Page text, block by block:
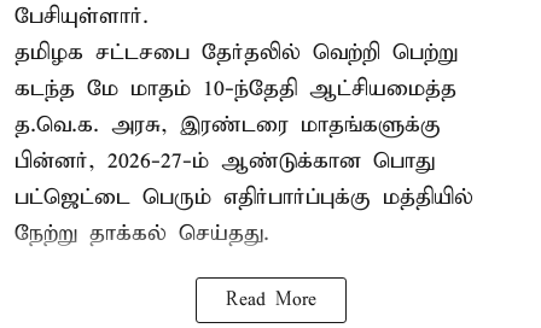
பேசியுள்ளார்.
தமிழக சட்டசபை தேர்தலில் வெற்றி பெற்று
கடந்த மே மாதம் 10-ந்தேதி ஆட்சியமைத்த
த.வெ.க. அரசு, இரண்டரை மாதங்களுக்கு
பின்னர், 2026-27-ம் ஆண்டுக்கான பொது
பட்ஜெட்டை பெரும் எதிர்பார்ப்புக்கு மத்தியில்
நேற்று தாக்கல் செய்தது.
Read More